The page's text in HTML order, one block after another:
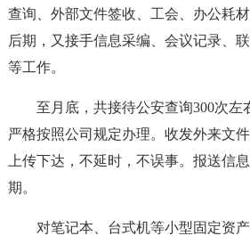
查询、外部文件签收、工会、办公耗
后期，又接手信息采编、会议记录、
等工作。
至月底，共接待公安查询300次左
严格按照公司规定办理。收发外来文
上传下达，不延时，不误事。报送信
期。
对笔记本、台式机等小型固定资